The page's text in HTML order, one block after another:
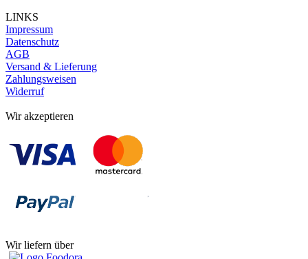
LINKS
Impressum
Datenschutz
AGB
Versand & Lieferung
Zahlungsweisen
Widerruf
Wir akzeptieren
Wir liefern über